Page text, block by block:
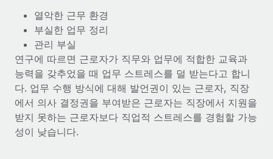
신원 조사
채용 후보자 심사 프로세스 간소화
Compliance Watchtower
규정 준수 관련 위험에 선제적으로 대응
기기 관리
전 세계 IT 장비 제공 및 추적 관리
법인 설립
사례 연구
AI 분야의 선구자인 Weaviate가 Remote와 협력하여
조직 규모를 120% 성장시킨 방법
Weaviate 한눈에 보기 Weaviate는 오픈 소스, AI 우선 인프라를
구축합니다. 이 회사의 미션은 전 세계 개발자 및 운영자
(DevOps/MLOps)에게 AI 네이티브...
자세히 알아보기
모든 리소스 보기
블로그
글로벌 급여
EOR 및 PEO
계약자 관리
열악한 근무 환경
부실한 업무 정리
관리 부실
연구에 따르면 근로자가 직무와 업무에 적합한 교육과
능력을 갖추었을 때 업무 스트레스를 덜 받는다고 합니
다. 업무 수행 방식에 대해 발언권이 있는 근로자, 직장
에서 의사 결정권을 부여받은 근로자는 직장에서 지원을
받지 못하는 근로자보다 직업적 스트레스를 경험할 가능
성이 낮습니다.